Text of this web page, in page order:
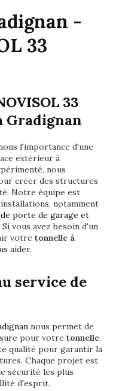
-
33
33
Gradignan
l'importance d'une
extérieur à
nous
créer des structures
Notre équipe est
notamment
porte de garage et
Si vous avez besoin d'un
votre tonnelle à
aider.
service de
nous permet de
pour votre tonnelle.
qualité pour garantir la
Chaque projet est
sécurité les plus
d'esprit.